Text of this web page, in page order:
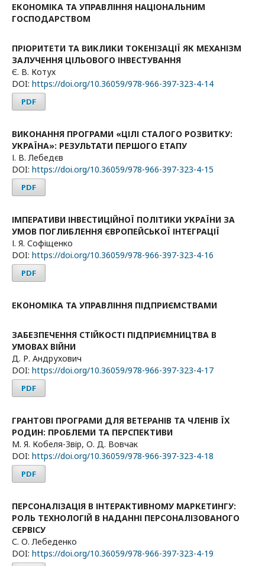
ЕКОНОМІКА ТА УПРАВЛІННЯ НАЦІОНАЛЬНИМ
ГОСПОДАРСТВОМ
ПРІОРИТЕТИ ТА ВИКЛИКИ ТОКЕНІЗАЦІЇ ЯК МЕХАНІЗМ
ЗАЛУЧЕННЯ ЦІЛЬОВОГО ІНВЕСТУВАННЯ
Є. В. Котух
DOI: https://doi.org/10.36059/978-966-397-323-4-14
PDF
ВИКОНАННЯ ПРОГРАМИ «ЦІЛІ СТАЛОГО РОЗВИТКУ:
УКРАЇНА»: РЕЗУЛЬТАТИ ПЕРШОГО ЕТАПУ
І. В. Лебедєв
DOI: https://doi.org/10.36059/978-966-397-323-4-15
PDF
ІМПЕРАТИВИ ІНВЕСТИЦІЙНОЇ ПОЛІТИКИ УКРАЇНИ ЗА
УМОВ ПОГЛИБЛЕННЯ ЄВРОПЕЙСЬКОЇ ІНТЕГРАЦІЇ
І. Я. Софіщенко
DOI: https://doi.org/10.36059/978-966-397-323-4-16
PDF
ЕКОНОМІКА ТА УПРАВЛІННЯ ПІДПРИЄМСТВАМИ
ЗАБЕЗПЕЧЕННЯ СТІЙКОСТІ ПІДПРИЄМНИЦТВА В
УМОВАХ ВІЙНИ
Д. Р. Андрухович
DOI: https://doi.org/10.36059/978-966-397-323-4-17
PDF
ГРАНТОВІ ПРОГРАМИ ДЛЯ ВЕТЕРАНІВ ТА ЧЛЕНІВ ЇХ
РОДИН: ПРОБЛЕМИ ТА ПЕРСПЕКТИВИ
М. Я. Кобеля-Звір, О. Д. Вовчак
DOI: https://doi.org/10.36059/978-966-397-323-4-18
PDF
ПЕРСОНАЛІЗАЦІЯ В ІНТЕРАКТИВНОМУ МАРКЕТИНГУ:
РОЛЬ ТЕХНОЛОГІЙ В НАДАННІ ПЕРСОНАЛІЗОВАНОГО
СЕРВІСУ
С. О. Лебеденко
DOI: https://doi.org/10.36059/978-966-397-323-4-19